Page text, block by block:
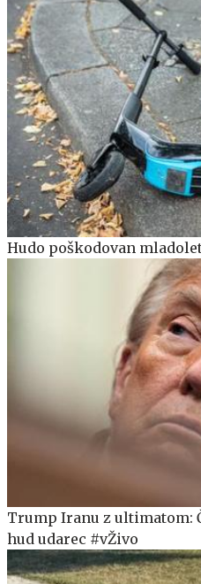
Hudo poškodovan
Trump Iranu z ultimatom:
hud udarec #vŽivo